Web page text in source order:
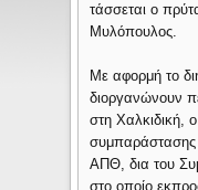
τάσσεται ο
Μυλόπουλος.
Με αφορμή το
διοργανώνουν
στη Χαλκιδική,
συμπαράστασης
ΑΠΘ, δια του
στο οποίο